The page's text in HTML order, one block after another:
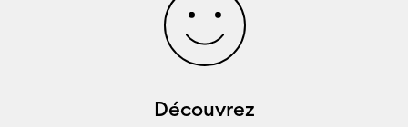
Découvrez